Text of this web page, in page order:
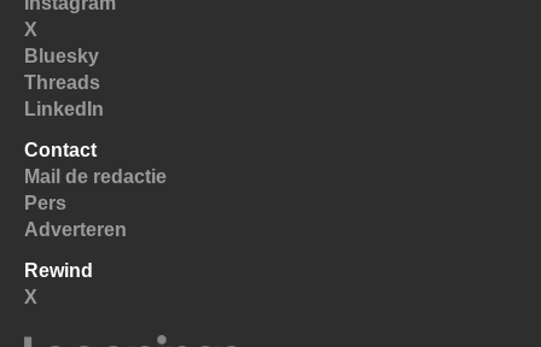
X
Bluesky
Threads
LinkedIn
Contact
Mail de redactie
Pers
Adverteren
Rewind
X